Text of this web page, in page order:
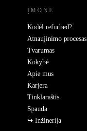
ĮMONĖ
Kodėl refurbed?
Atnaujinimo procesas
Tvarumas
Kokybė
Apie mus
Karjera
Tinklaraštis
Spauda
↪ Inžinerija